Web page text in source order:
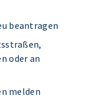
beantragen
oder an
melden